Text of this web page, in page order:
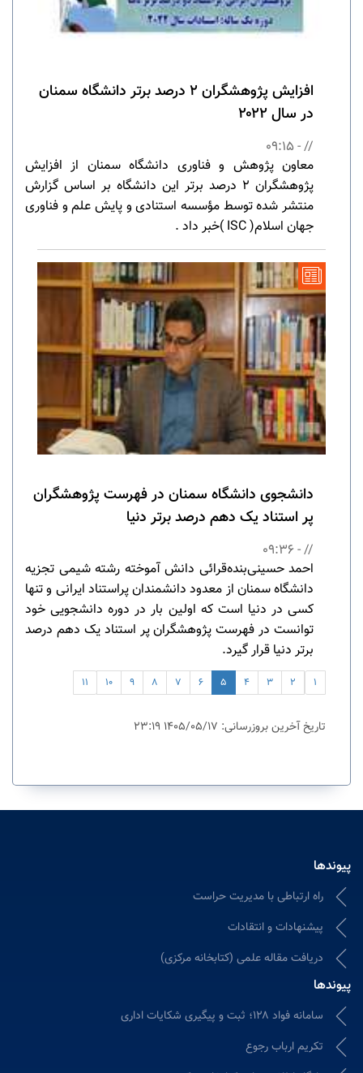
افزایش پژوهشگران ۲ درصد برتر دانشگاه سمنان
در سال ۲۰۲۲
// - 09:15
معاون پژوهش و فناوری دانشگاه سمنان از افزایش
پژوهشگران ۲ درصد برتر این دانشگاه بر اساس گزارش
منتشر شده توسط مؤسسه استنادی و پایش علم و فناوری
جهان اسلام( ISC )خبر داد .
دانشجوی دانشگاه سمنان در فهرست پژوهشگران
پر استناد یک دهم درصد برتر دنیا
// - 09:36
احمد حسینی‌بنده‌قرائی دانش ­آموخته رشته شیمی تجزیه
دانشگاه سمنان از معدود دانشمندان پراستناد ایرانی و تنها
کسی در دنیا است که اولین بار در دوره دانشجویی خود
توانست در فهرست پژوهشگران پر استناد یک دهم درصد
برتر دنیا قرار گیرد.
1
2
3
4
5
6
7
8
9
10
11
تاریخ آخرین بروزرسانی: 1405/05/17 23:19
پیوندها
راه ارتباطی با مدیریت حراست
پیشنهادات و انتقادات
دریافت مقاله علمی (کتابخانه مرکزی)
پیوندها
سامانه فواد ۱۲۸؛ ثبت و پیگیری شکایات اداری
تکریم ارباب رجوع